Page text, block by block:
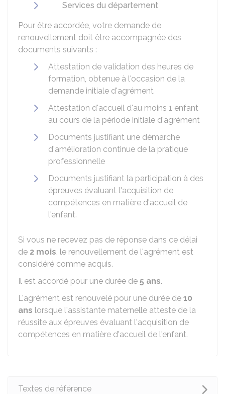
Services du département
Pour être accordée, votre demande de
renouvellement doit être accompagnée des
documents suivants :
Attestation de validation des heures de
formation, obtenue à l'occasion de la
demande initiale d'agrément
Attestation d'accueil d'au moins 1 enfant
au cours de la période initiale d'agrément
Documents justifiant une démarche
d'amélioration continue de la pratique
professionnelle
Documents justifiant la participation à des
épreuves évaluant l'acquisition de
compétences en matière d'accueil de
l'enfant.
Si vous ne recevez pas de réponse dans ce délai
de 2 mois, le renouvellement de l'agrément est
considéré comme acquis.
Il est accordé pour une durée de 5 ans.
L'agrément est renouvelé pour une durée de 10
ans lorsque l'assistante maternelle atteste de la
réussite aux épreuves évaluant l'acquisition de
compétences en matière d'accueil de l'enfant.
Textes de référence